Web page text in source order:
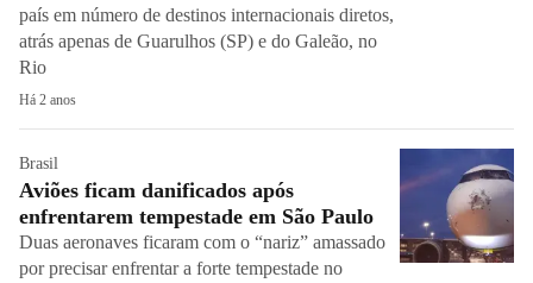
país em número de destinos internacionais diretos,
atrás apenas de Guarulhos (SP) e do Galeão, no
Rio
Há 2 anos
Brasil
Aviões ficam danificados após
enfrentarem tempestade em São Paulo
Duas aeronaves ficaram com o “nariz” amassado
por precisar enfrentar a forte tempestade no